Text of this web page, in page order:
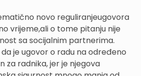
novo reguliranjeugovora
vrijeme,ali o tome pitanju nije
sa socijalnim partnerima.
je ugovor o radu na određeno
za radnika, jer je njegova